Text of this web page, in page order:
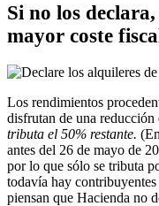
Si no los
mayor coste
Los rendimientos
disfrutan de una
tributa el 50% restante.
antes del 26 de mayo de
por lo que sólo se tributa
todavía hay
piensan que Hacienda no